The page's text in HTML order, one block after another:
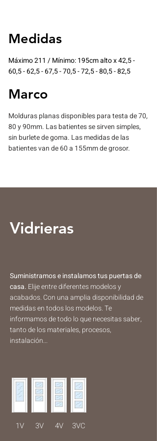
Medidas
Máximo 211 / Mínimo: 195cm alto x 42,5 -
60,5 - 62,5 - 67,5 - 70,5 - 72,5 - 80,5 - 82,5
Marco
Molduras planas disponibles para testa de 70,
80 y 90mm. Las batientes se sirven simples,
sin burlete de goma. Las medidas de las
batientes van de 60 a 155mm de grosor.
Vidrieras
Suministramos e instalamos tus puertas de
casa. ​​Elije entre diferentes modelos y
acabados. Con una amplia disponibilidad de
medidas en todos los modelos. Te
informamos de todo lo que necesitas saber,
tanto de los materiales, procesos,
instalación...
1V 3V 4V 3VC